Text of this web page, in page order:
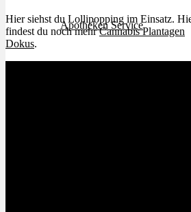
Apotheken Service
Hier siehst du Lollipopping im Einsatz.
findest du noch mehrCannabis Plantagen
Dokus.